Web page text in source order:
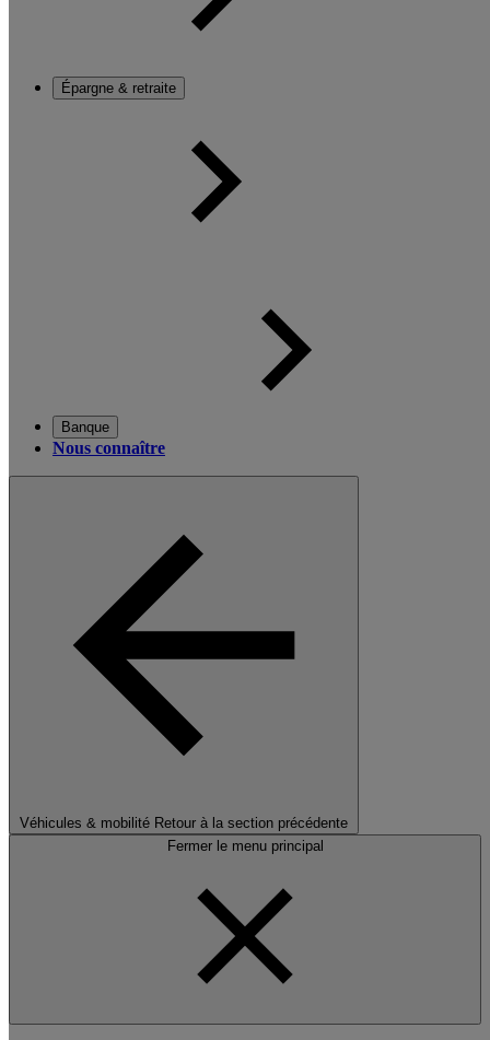
Épargne & retraite
Banque
Nous connaître
Véhicules & mobilité Retour à la section précédente
Fermer le menu principal